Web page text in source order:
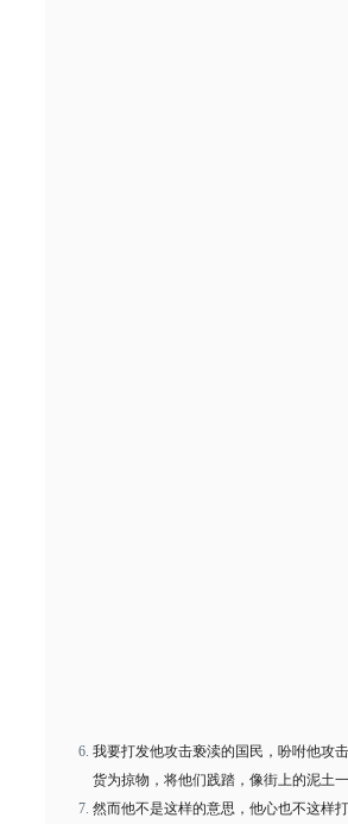
我要打发他攻击亵渎的国民，吩咐他攻
货为掠物，将他们践踏，像街上的泥土一
然而他不是这样的意思，他心也不这样